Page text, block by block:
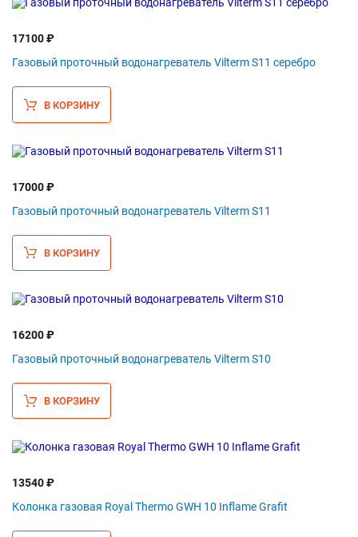
17100 ₽
Газовый проточный водонагреватель Vilterm S11 серебро
В КОРЗИНУ
17000 ₽
Газовый проточный водонагреватель Vilterm S11
В КОРЗИНУ
16200 ₽
Газовый проточный водонагреватель Vilterm S10
В КОРЗИНУ
13540 ₽
Колонка газовая Royal Thermo GWH 10 Inflame Grafit